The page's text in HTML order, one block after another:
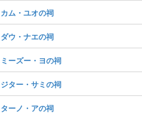
カム・ユオの祠
ダウ・ナエの祠
ミーズー・ヨの祠
ジター・サミの祠
ターノ・アの祠